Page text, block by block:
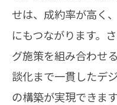
せは、成約率が高く
にもつながります。
グ施策を組み合わせ
談化まで一貫したデ
の構築が実現できます